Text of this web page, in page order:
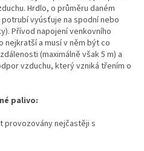
Hrdlo, o průměru daném
vyúsťuje na spodní nebo
Přívod napojení venkovního
nejkratší a musí v něm být co
(maximálně však 5 m) a
vzduchu, který vzniká třením o
palivo:
provozovány nejčastěji s